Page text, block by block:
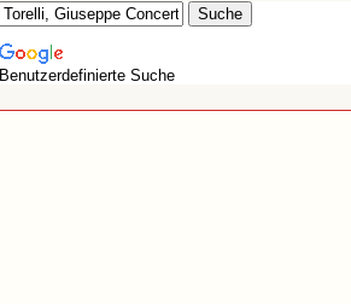
Benutzerdefinierte Suche